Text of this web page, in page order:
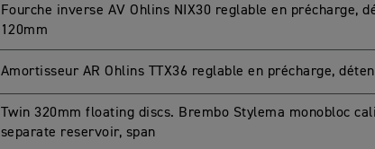
Fourche inverse AV Ohlins NIX30 reglable en précharge,
120mm
Amortisseur AR Ohlins TTX36 reglable en précharge,
Twin 320mm floating discs. Brembo Stylema monobloc
separate reservoir, span